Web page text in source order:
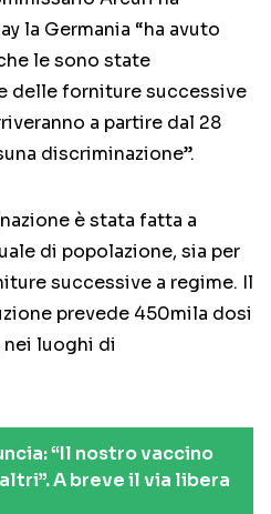
la Germania “ha avuto
le sono state
delle forniture successive
a partire dal 28
discriminazione”.
è stata fatta a
di popolazione, sia per
successive a regime. Il
prevede 450mila dosi
nei luoghi di
“Il nostro vaccino
A breve il via libera